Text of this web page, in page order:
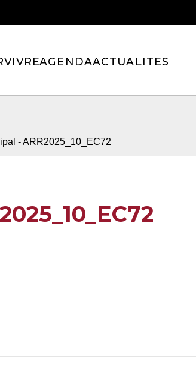
VIVREAGENDAACTUALITES
- ARR2025_10_EC72